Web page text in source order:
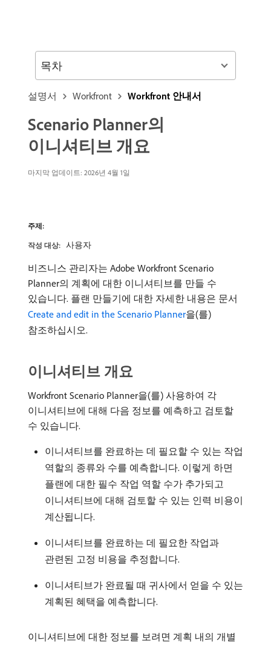
설명서 Workfront Workfront 안내서
Scenario Planner의
이니셔티브 개요
마지막 업데이트: 2026년 4월 1일
주제:
작성 대상: 사용자
비즈니스 관리자는 Adobe Workfront Scenario
Planner의 계획에 대한 이니셔티브를 만들 수
있습니다. 플랜 만들기에 대한 자세한 내용은 문서
Create and edit in the Scenario Planner을(를)
참조하십시오.
이니셔티브 개요
Workfront Scenario Planner을(를) 사용하여 각
이니셔티브에 대해 다음 정보를 예측하고 검토할
수 있습니다.
이니셔티브를 완료하는 데 필요할 수 있는 작업
역할의 종류와 수를 예측합니다. 이렇게 하면
플랜에 대한 필수 작업 역할 수가 추가되고
이니셔티브에 대해 검토할 수 있는 인력 비용이
계산됩니다.
이니셔티브를 완료하는 데 필요한 작업과
관련된 고정 비용을 추정합니다.
이니셔티브가 완료될 때 귀사에서 얻을 수 있는
계획된 혜택을 예측합니다.
이니셔티브에 대한 정보를 보려면 계획 내의 개별
목차